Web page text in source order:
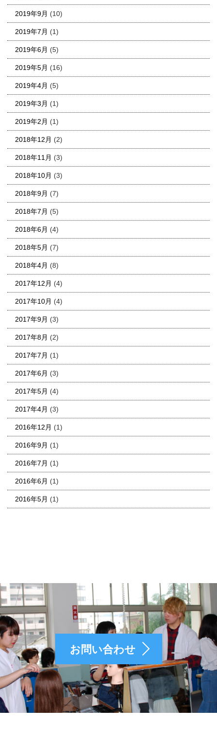
2019年9月 (10)
2019年7月 (1)
2019年6月 (5)
2019年5月 (16)
2019年4月 (5)
2019年3月 (1)
2019年2月 (1)
2018年12月 (2)
2018年11月 (3)
2018年10月 (3)
2018年9月 (7)
2018年7月 (5)
2018年6月 (4)
2018年5月 (7)
2018年4月 (8)
2017年12月 (4)
2017年10月 (4)
2017年9月 (3)
2017年8月 (2)
2017年7月 (1)
2017年6月 (3)
2017年5月 (4)
2017年4月 (3)
2016年12月 (1)
2016年9月 (1)
2016年7月 (1)
2016年6月 (1)
2016年5月 (1)
お問い合わせ